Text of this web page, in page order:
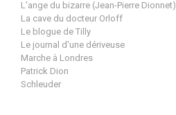
L'ange du bizarre (Jean-Pierre Dionnet)
La cave du docteur Orloff
Le blogue de Tilly
Le journal d'une dériveuse
Marche à Londres
Patrick Dion
Schleuder